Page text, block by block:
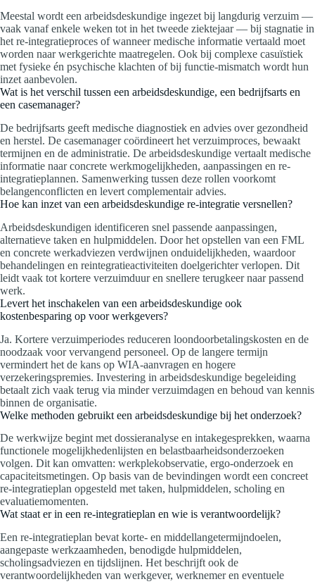
Meestal wordt een arbeidsdeskundige ingezet bij langdurig verzuim —
vaak vanaf enkele weken tot in het tweede ziektejaar — bij stagnatie in
het re-integratieproces of wanneer medische informatie vertaald moet
worden naar werkgerichte maatregelen. Ook bij complexe casuïstiek
met fysieke én psychische klachten of bij functie-mismatch wordt hun
inzet aanbevolen.
Wat is het verschil tussen een arbeidsdeskundige, een bedrijfsarts en
een casemanager?
De bedrijfsarts geeft medische diagnostiek en advies over gezondheid
en herstel. De casemanager coördineert het verzuimproces, bewaakt
termijnen en de administratie. De arbeidsdeskundige vertaalt medische
informatie naar concrete werkmogelijkheden, aanpassingen en re-
integratieplannen. Samenwerking tussen deze rollen voorkomt
belangenconflicten en levert complementair advies.
Hoe kan inzet van een arbeidsdeskundige re-integratie versnellen?
Arbeidsdeskundigen identificeren snel passende aanpassingen,
alternatieve taken en hulpmiddelen. Door het opstellen van een FML
en concrete werkadviezen verdwijnen onduidelijkheden, waardoor
behandelingen en reintegratieactiviteiten doelgerichter verlopen. Dit
leidt vaak tot kortere verzuimduur en snellere terugkeer naar passend
werk.
Levert het inschakelen van een arbeidsdeskundige ook
kostenbesparing op voor werkgevers?
Ja. Kortere verzuimperiodes reduceren loondoorbetalingskosten en de
noodzaak voor vervangend personeel. Op de langere termijn
vermindert het de kans op WIA-aanvragen en hogere
verzekeringspremies. Investering in arbeidsdeskundige begeleiding
betaalt zich vaak terug via minder verzuimdagen en behoud van kennis
binnen de organisatie.
Welke methoden gebruikt een arbeidsdeskundige bij het onderzoek?
De werkwijze begint met dossieranalyse en intakegesprekken, waarna
functionele mogelijkhedenlijsten en belastbaarheidsonderzoeken
volgen. Dit kan omvatten: werkplekobservatie, ergo-onderzoek en
capaciteitsmetingen. Op basis van de bevindingen wordt een concreet
re-integratieplan opgesteld met taken, hulpmiddelen, scholing en
evaluatiemomenten.
Wat staat er in een re-integratieplan en wie is verantwoordelijk?
Een re-integratieplan bevat korte- en middellangetermijndoelen,
aangepaste werkzaamheden, benodigde hulpmiddelen,
scholingsadviezen en tijdslijnen. Het beschrijft ook de
verantwoordelijkheden van werkgever, werknemer en eventuele